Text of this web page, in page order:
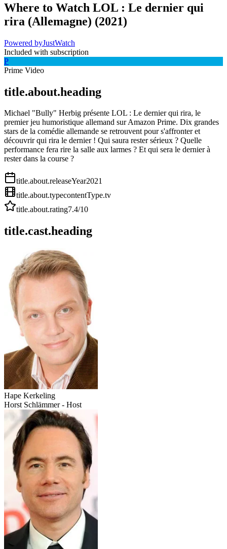
Where to Watch LOL : Le dernier qui
rira (Allemagne) (2021)
Powered byJustWatch
Included with subscription
P
Prime Video
title.about.heading
Michael "Bully" Herbig présente LOL : Le dernier qui rira, le
premier jeu humoristique allemand sur Amazon Prime. Dix grandes
stars de la comédie allemande se retrouvent pour s'affronter et
découvrir qui rira le dernier ! Qui saura rester sérieux ? Quelle
performance fera rire la salle aux larmes ? Et qui sera le dernier à
rester dans la course ?
title.about.releaseYear2021
title.about.typecontentType.tv
title.about.rating7.4/10
title.cast.heading
Hape Kerkeling
Horst Schlämmer - Host